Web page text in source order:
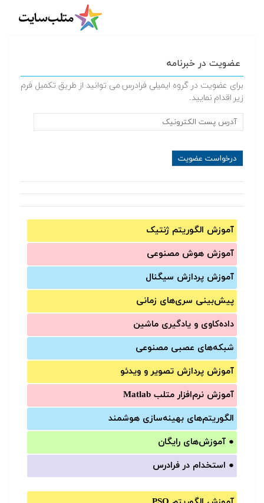
عضویت در خبرنامه
برای عضویت در گروه ایمیلی فرادرس می توانید از طریق تکمیل فرم
زیر اقدام نمایید.
آموزش الگوریتم ژنتیک
آموزش‌ هوش مصنوعی
آموزش‌ پردازش سیگنال
پیش‌‌بینی سری‌‌های زمانی
داده‌کاوی و یادگیری ماشین
شبکه‌های عصبی مصنوعی
آموزش‌ پردازش تصویر و ویدئو
آموزش‌ نرم‌افزار متلب Matlab
الگوریتم‌های بهینه‌سازی هوشمند
● آموزش‌های رایگان
● استخدام در فرادرس